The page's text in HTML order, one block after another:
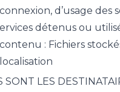
d’usage des
détenus ou
: Fichiers
SONT LES